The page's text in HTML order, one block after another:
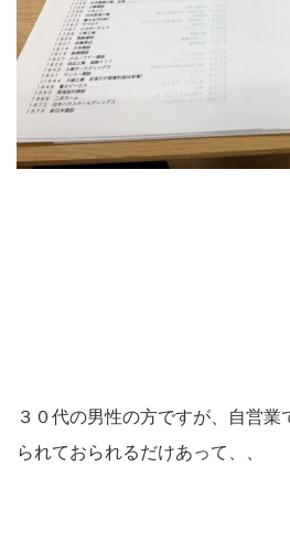
３０代の男性の方ですが、自営
られておられるだけあって、、